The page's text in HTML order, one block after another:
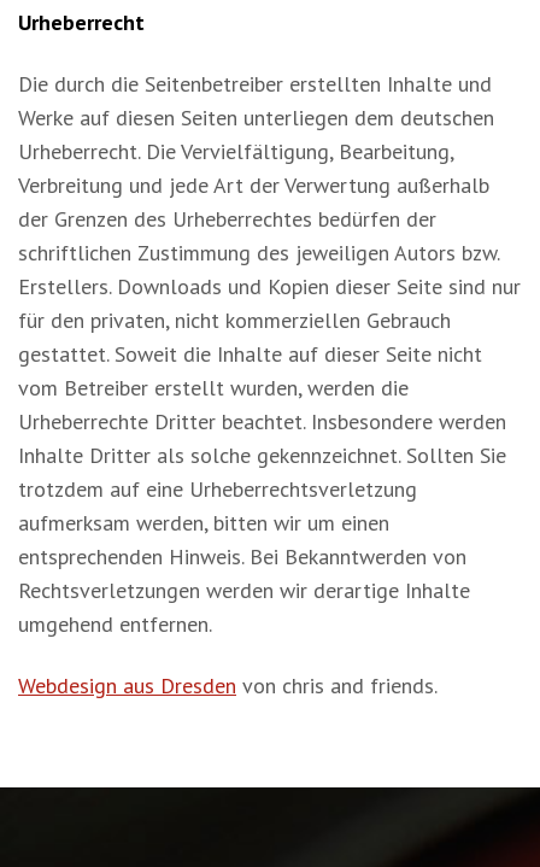
Urheberrecht
Die durch die Seitenbetreiber erstellten Inhalte und
Werke auf diesen Seiten unterliegen dem deutschen
Urheberrecht. Die Vervielfältigung, Bearbeitung,
Verbreitung und jede Art der Verwertung außerhalb
der Grenzen des Urheberrechtes bedürfen der
schriftlichen Zustimmung des jeweiligen Autors bzw.
Erstellers. Downloads und Kopien dieser Seite sind nur
für den privaten, nicht kommerziellen Gebrauch
gestattet. Soweit die Inhalte auf dieser Seite nicht
vom Betreiber erstellt wurden, werden die
Urheberrechte Dritter beachtet. Insbesondere werden
Inhalte Dritter als solche gekennzeichnet. Sollten Sie
trotzdem auf eine Urheberrechtsverletzung
aufmerksam werden, bitten wir um einen
entsprechenden Hinweis. Bei Bekanntwerden von
Rechtsverletzungen werden wir derartige Inhalte
umgehend entfernen.
Webdesign aus Dresden von chris and friends.